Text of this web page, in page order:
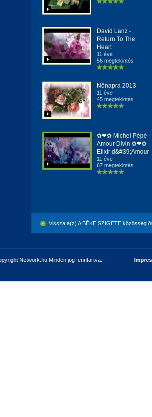
David Lanz -
Return To The
Heart
11 éve
56 megtekintés
Nőnapra 2013
11 éve
45 megtekintés
✿❤✿ Michel Pépé -
Amour Divin ✿❤✿
Elixir d&#39;Amour
11 éve
67 megtekintés
Vissza a(z) A BÉKE SZIGETE közösség
Network.hu Minden jog fenntartva.